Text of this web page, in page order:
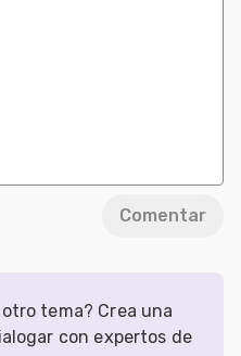
Comentar
tema? Crea una
con expertos de